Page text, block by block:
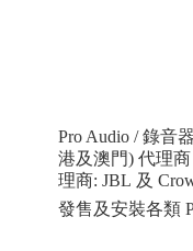
Pro Audio / 錄音
港及澳門) 代理
理商: JBL 及
發售及安裝各類